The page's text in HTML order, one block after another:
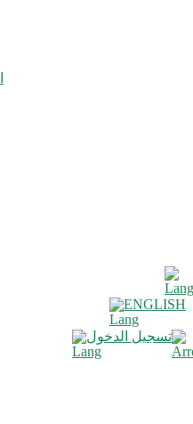
ENGLISH
تسجيل الدخول